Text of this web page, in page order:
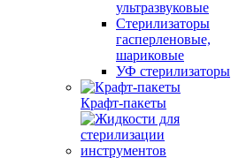
ультразвуковые
Стерилизаторы
гасперленовые,
шариковые
УФ стерилизаторы
Крафт-пакеты